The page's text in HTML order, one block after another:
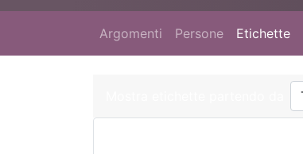
Argomenti Persone Etichette